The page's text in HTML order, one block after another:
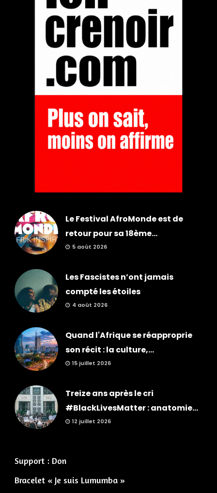
Le Festival AfroMonde est de
retour pour sa 18ème...
5 août 2026
Les Fascistes n’ont jamais
compté les étoiles
4 août 2026
Quand l'Afrique se réapproprie
son récit : la culture,...
15 juillet 2026
Treize ans après le cri
#BlackLivesMatter : anatomie...
12 juillet 2026
Support : Don
Bracelet « Je suis Lumumba »